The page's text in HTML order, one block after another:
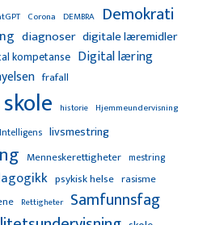
Corona DEMBRA Demokrati
diagnoser digitale læremidler
kompetanse Digital læring
frafall
historie Hjemmeundervisning
livsmestring
Menneskerettigheter mestring
psykisk helse rasisme
Rettigheter Samfunnsfag